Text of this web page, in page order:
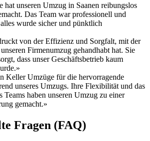
hat unseren Umzug in Saanen reibungslos
Das Team war professionell und
wurde sicher und pünktlich
von der Effizienz und Sorgfalt, mit der
Firmenumzug gehandhabt hat. Sie
dass unser Geschäftsbetrieb kaum
Keller Umzüge für die hervorragende
unseres Umzugs. Ihre Flexibilität und das
Teams haben unseren Umzug zu einer
gemacht.»
Fragen (FAQ)